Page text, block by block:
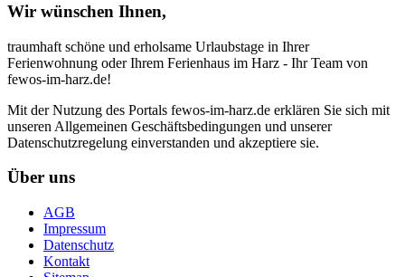
Wir wünschen Ihnen,
traumhaft schöne und erholsame Urlaubstage in Ihrer
Ferienwohnung oder Ihrem Ferienhaus im Harz - Ihr Team von
fewos-im-harz.de!
Mit der Nutzung des Portals fewos-im-harz.de erklären Sie sich mit
unseren Allgemeinen Geschäftsbedingungen und unserer
Datenschutzregelung einverstanden und akzeptiere sie.
Über uns
AGB
Impressum
Datenschutz
Kontakt